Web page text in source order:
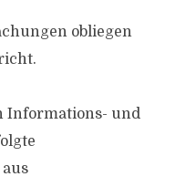
obliegen
Informations- und